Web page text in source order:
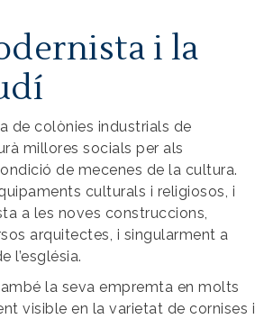
i la
de colònies industrials de
millores socials per als
de mecenes de la cultura.
culturals i religiosos, i
a les noves construccions,
arquitectes, i singularment a
l’església.
la seva empremta en molts
visible en la varietat de cornises i